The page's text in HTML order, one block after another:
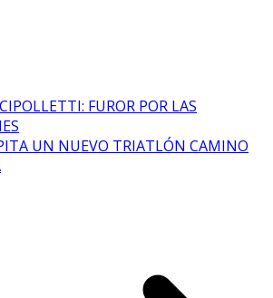
FUROR POR LAS
UN NUEVO TRIATLÓN CAMINO